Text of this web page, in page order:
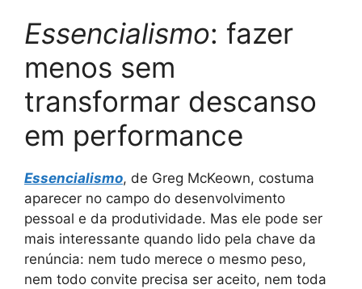
Essencialismo: fazer
menos sem
transformar descanso
em performance
Essencialismo, de Greg McKeown, costuma
aparecer no campo do desenvolvimento
pessoal e da produtividade. Mas ele pode ser
mais interessante quando lido pela chave da
renúncia: nem tudo merece o mesmo peso,
nem todo convite precisa ser aceito, nem toda